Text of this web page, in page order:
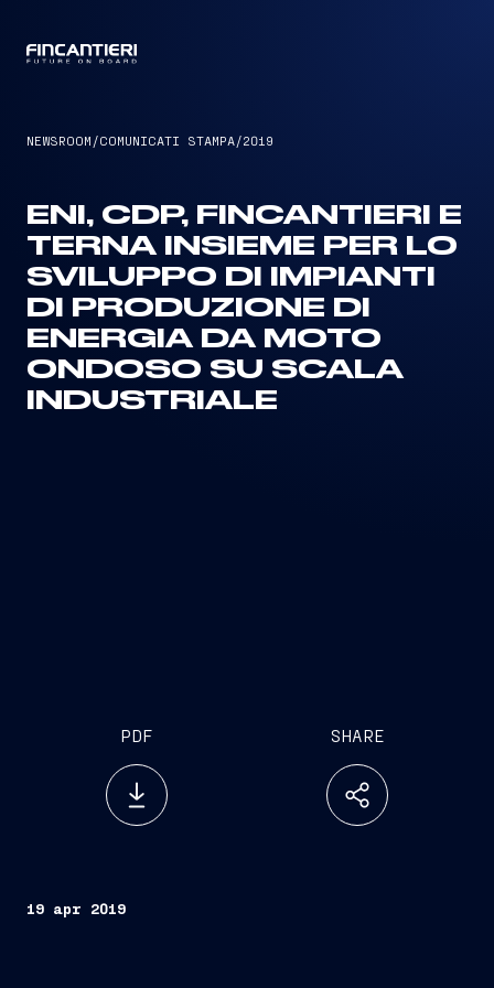
NEWSROOM /COMUNICATI STAMPA/2019
ENI, CDP, FINCANTIERI E
TERNA INSIEME PER LO
SVILUPPO DI IMPIANTI
DI PRODUZIONE DI
ENERGIA DA MOTO
ONDOSO SU SCALA
INDUSTRIALE
PDF SHARE
19 apr 2019